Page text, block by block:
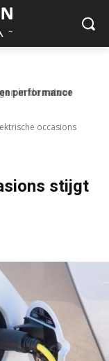
performance
in de natuur
occasions
stijgt